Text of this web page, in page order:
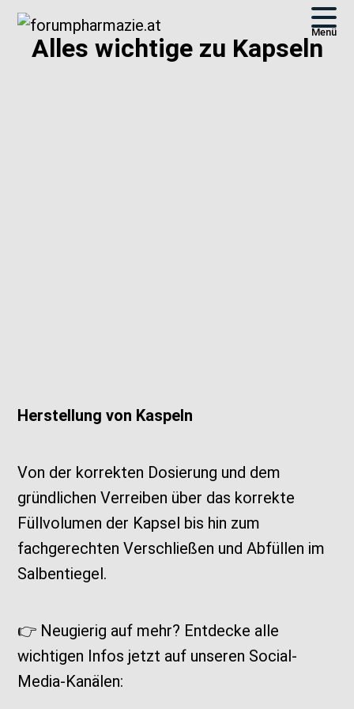
Menü
Alles wichtige zu Kapseln
Herstellung von Kaspeln
Von der korrekten Dosierung und dem
gründlichen Verreiben über das korrekte
Füllvolumen der Kapsel bis hin zum
fachgerechten Verschließen und Abfüllen im
Salbentiegel.
👉 Neugierig auf mehr? Entdecke alle
wichtigen Infos jetzt auf unseren Social-
Media-Kanälen: